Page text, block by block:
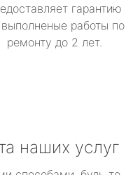
гарантию
работы по
ремонту до 2 лет.
наших услуг